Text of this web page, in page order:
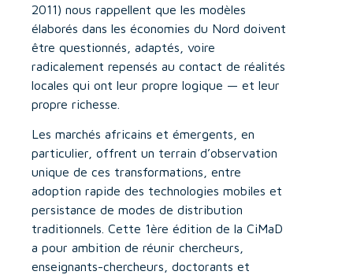
2011) nous rappellent que les modèles
élaborés dans les économies du Nord doivent
être questionnés, adaptés, voire
radicalement repensés au contact de réalités
locales qui ont leur propre logique — et leur
propre richesse.
Les marchés africains et émergents, en
particulier, offrent un terrain d’observation
unique de ces transformations, entre
adoption rapide des technologies mobiles et
persistance de modes de distribution
traditionnels. Cette 1ère édition de la CiMaD
a pour ambition de réunir chercheurs,
enseignants-chercheurs, doctorants et